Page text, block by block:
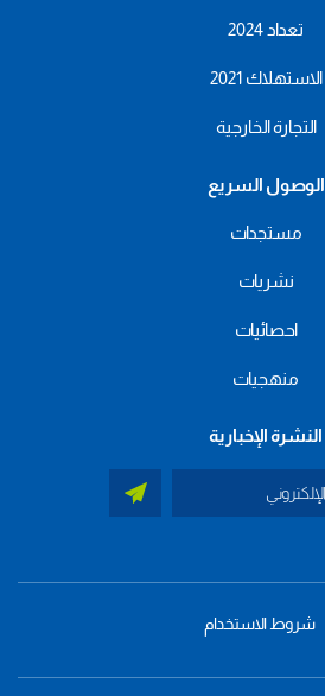
تعداد 2024
الاستهلاك 2021
التجارة الخارجية
الوصول السريع
مستجدات
نشريات
احصائيات
منهجيات
النشرة الإخبارية
شروط الاستخدام